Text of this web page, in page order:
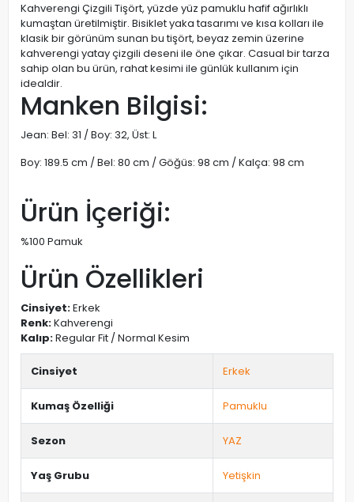
Kahverengi Çizgili Tişört, yüzde yüz pamuklu hafif ağırlıklı
kumaştan üretilmiştir. Bisiklet yaka tasarımı ve kısa kolları ile
klasik bir görünüm sunan bu tişört, beyaz zemin üzerine
kahverengi yatay çizgili deseni ile öne çıkar. Casual bir tarza
sahip olan bu ürün, rahat kesimi ile günlük kullanım için
idealdir.
Manken Bilgisi:
Jean: Bel: 31 / Boy: 32, Üst: L
Boy: 189.5 cm / Bel: 80 cm / Göğüs: 98 cm / Kalça: 98 cm
Ürün İçeriği:
%100 Pamuk
Ürün Özellikleri
Cinsiyet:Erkek
Renk:Kahverengi
Kalıp:Regular Fit / Normal Kesim
Cinsiyet Erkek
Kumaş Özelliği Pamuklu
Sezon YAZ
Yaş Grubu Yetişkin